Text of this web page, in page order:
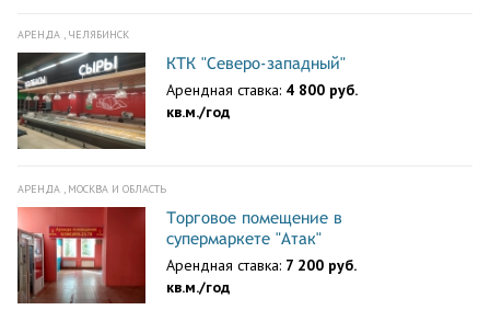
АРЕНДА , ЧЕЛЯБИНСК
КТК "Северо-западный"
Арендная ставка: 4 800 руб.
кв.м./год
АРЕНДА , МОСКВА И ОБЛАСТЬ
Торговое помещение в
супермаркете "Атак"
Арендная ставка: 7 200 руб.
кв.м./год